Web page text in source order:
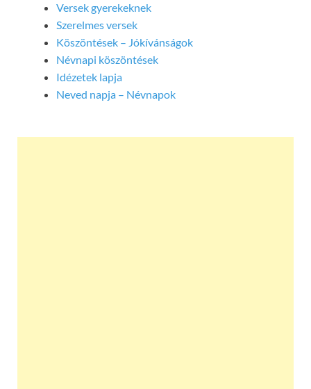
Versek gyerekeknek
Szerelmes versek
Köszöntések – Jókívánságok
Névnapi köszöntések
Idézetek lapja
Neved napja – Névnapok